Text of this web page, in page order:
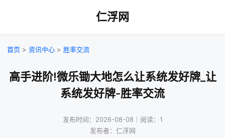
仁浮网
首页 > 资讯中心 > 胜率交流
高手进阶!微乐锄大地怎么让系统发好牌_让
系统发好牌-胜率交流
发布时间：2026-08-08｜阅读：1
发布者：仁浮网